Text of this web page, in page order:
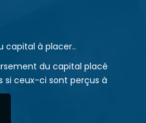
capital à placer..
du capital placé
si ceux-ci sont perçus à